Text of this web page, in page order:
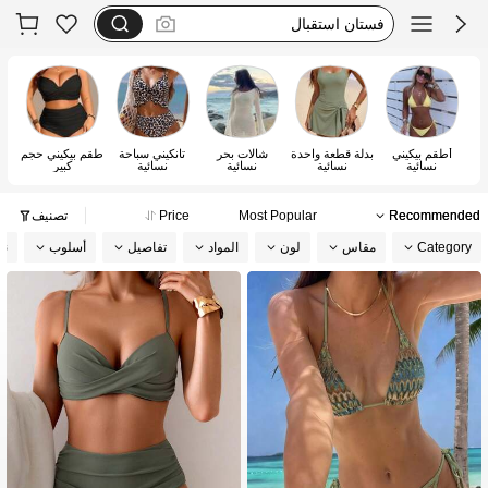
motf
فستان يخفي الكرش
أطقم بيكيني
نسائية
بدلة قطعة واحدة
نسائية
شالات بحر
نسائية
تانكيني سباحة
نسائية
طقم بيكيني حجم
كبير
Recommended
Most Popular
Price تصنيف
Category مقاس لون المواد تفاصيل أسلوب